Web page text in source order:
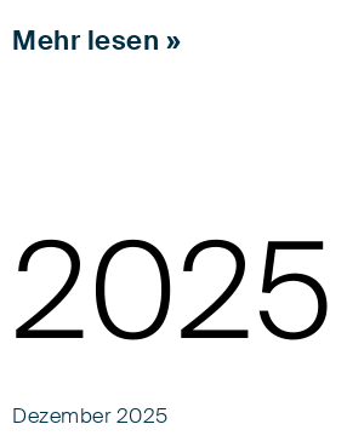
Mehr lesen »
2025
Dezember 2025